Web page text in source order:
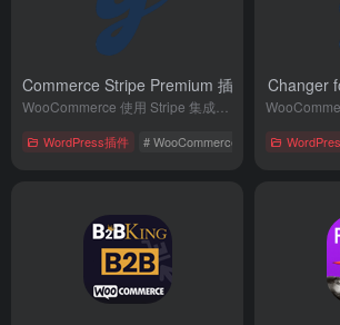
Stripe Premium 插件
- v2.10.0
WordPress插件 # WooCommerce # 国外插件 #
YITH Automatic Role Changer